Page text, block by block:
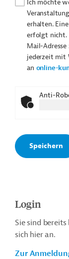
Ich möchte
erhalten.
erfolgt nicht.
Mail-
jederzeit mit
an online-
Anti-
Login
Sie sind
sich hier an.
Zur